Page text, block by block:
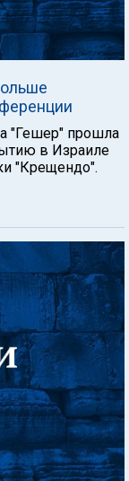
"Гешер" прошла
в Израиле
"Крещендо".